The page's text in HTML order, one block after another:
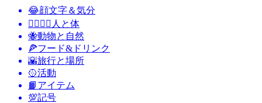
😂顔文字＆気分
👩‍❤️‍💋‍👨 人と体
🐝動物と自然
🍕フード&ドリンク
🌇旅行と場所
🥎活動
📙 アイテム
💯記号